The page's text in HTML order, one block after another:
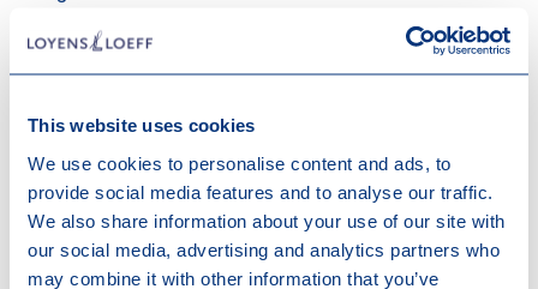
This website uses cookies
We use cookies to personalise content and ads, to
provide social media features and to analyse our traffic.
We also share information about your use of our site with
our social media, advertising and analytics partners who
may combine it with other information that you’ve
Doorgaans wordt contractueel opgenomen dat de
door de zonne- of windproducent duurzaam
oorsprong - door de verbruiker worden doorgeleverd
aan het energiebedrijf. Het energiebedrijf levert dan
ononderbroken capaciteit terug aan de verbruiker. Dit
wordt aangeduid met de Engelse term ‘sleeve’.
De zonne- of windproducent is de partij die de